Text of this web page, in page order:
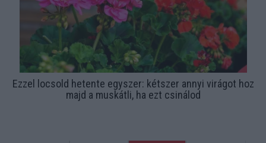
Ezzel locsold hetente egyszer: kétszer annyi virágot hoz
majd a muskátli, ha ezt csinálod